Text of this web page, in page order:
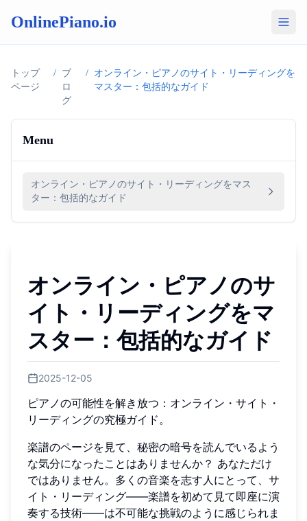
OnlinePiano.io
トップ
ページ
/
ブ
ロ
グ
/
オンライン・ピアノのサイト・リーディングを
マスター：包括的なガイド
Menu
オンライン・ピアノのサイト・リーディングをマス
ター：包括的なガイド
オンライン・ピアノのサ
イト・リーディングをマ
スター：包括的なガイド
2025-12-05
ピアノの可能性を解き放つ：オンライン・サイト・
リーディングの究極ガイド。
楽譜のページを見て、秘密の暗号を読んでいるよう
な気分になったことはありませんか？ あなただけ
ではありません。多くの音楽を志す人にとって、サ
イト・リーディング——楽譜を初めて見て即座に演
奏する技術——は不可能な挑戦のように感じられま